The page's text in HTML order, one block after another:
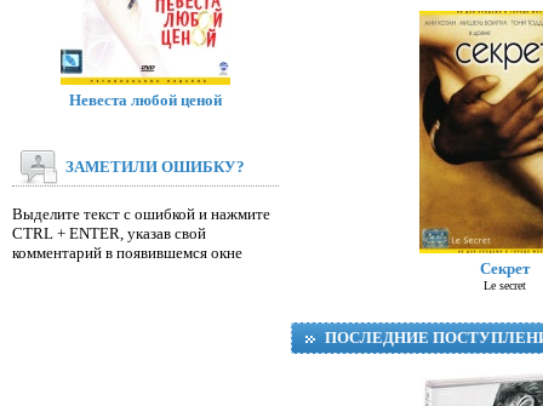
Секрет
Le secret
ПОСЛЕДНИЕ
Невеста любой ценой
ЗАМЕТИЛИ ОШИБКУ?
Выделите текст с ошибкой и нажмите
CTRL + ENTER, указав свой
комментарий в появившемся окне